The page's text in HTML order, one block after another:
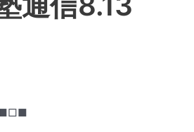
■□■